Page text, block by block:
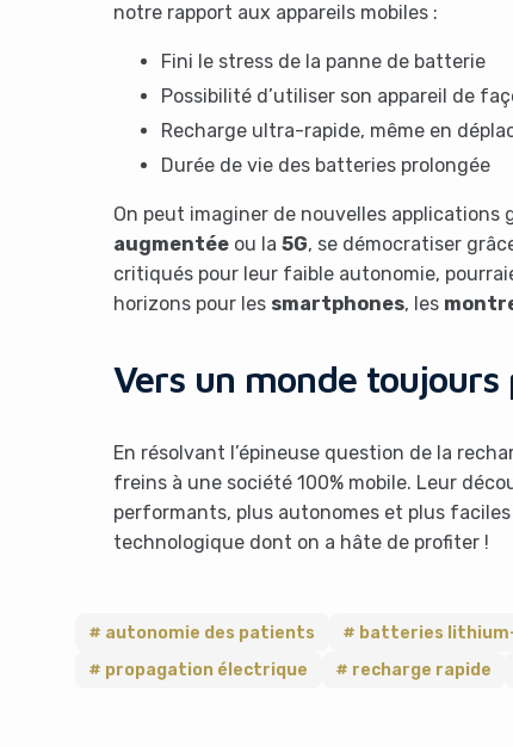
notre rapport aux appareils mobiles :
Fini le stress de la panne de batterie
Possibilité d’utiliser son appareil de
Recharge ultra-rapide, même en
Durée de vie des batteries prolongée
On peut imaginer de nouvelles applications
augmentéeou la 5G, se démocratiser
critiqués pour leur faible autonomie,
horizons pour les smartphones, les
Vers un monde toujours
En résolvant l’épineuse question de la
freins à une société 100% mobile. Leur
performants, plus autonomes et plus
technologique dont on a hâte de profiter !
autonomie des patients batteries
propagation électrique
recharge rapide